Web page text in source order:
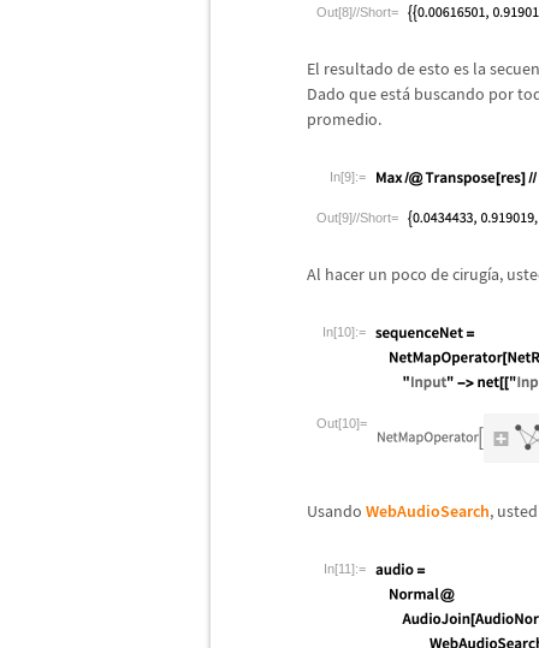
Out[8]//Short=
El resultado de esto es la
Dado que está buscando por
promedio.
In[9]:=
Out[9]//Short=
Al hacer un poco de cirugía,
In[10]:=
Out[10]=
Usando WebAudioSearch,
In[11]:=